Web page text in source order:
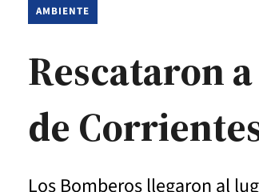
AMBIENTE
Rescataron
de
Los Bomberos llegaron al